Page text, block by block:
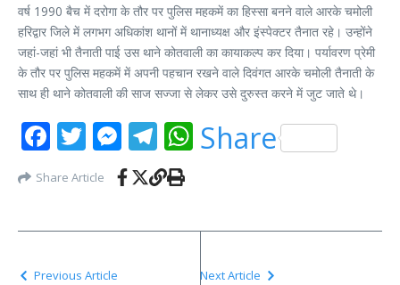
वर्ष 1990 बैच में दरोगा के तौर पर पुलिस महकमें का हिस्सा बनने वाले आरके चमोली
हरिद्वार जिले में लगभग अधिकांश थानों में थानाध्यक्ष और इंस्पेक्टर तैनात रहे। उन्होंने
जहां-जहां भी तैनाती पाई उस थाने कोतवाली का कायाकल्प कर दिया। पर्यावरण प्रेमी
के तौर पर पुलिस महकमें में अपनी पहचान रखने वाले दिवंगत आरके चमोली तैनाती के
साथ ही थाने कोतवाली की साज सज्जा से लेकर उसे दुरुस्त करने में जुट जाते थे।
Facebook
Twitter
Messenger
Telegram
WhatsApp
Share
Share Article
Previous Article Next Article